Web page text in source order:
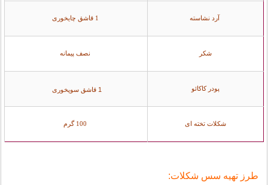
آرد نشاسته
شكر نصف پيمانه
پودر كاكائو 1 قاشق سوپخوری
شكلات تخته ای
طرز تهيه سس شكلات: